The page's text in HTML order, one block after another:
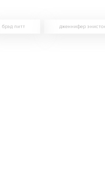
брэд питт дженнифер